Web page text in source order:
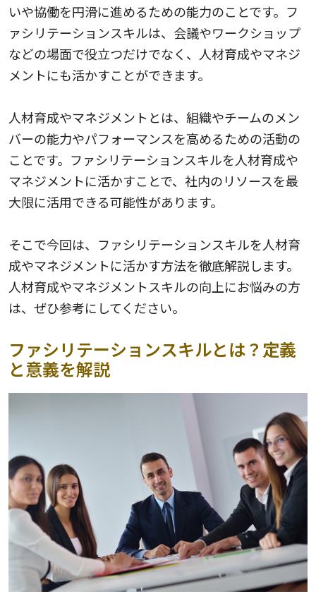
いや協働を円滑に進めるための能力のことです。フ
ァシリテーションスキルは、会議やワークショップ
などの場面で役立つだけでなく、人材育成やマネジ
メントにも活かすことができます。
人材育成やマネジメントとは、組織やチームのメン
バーの能力やパフォーマンスを高めるための活動の
ことです。ファシリテーションスキルを人材育成や
マネジメントに活かすことで、社内のリソースを最
大限に活用できる可能性があります。
そこで今回は、ファシリテーションスキルを人材育
成やマネジメントに活かす方法を徹底解説します。
人材育成やマネジメントスキルの向上にお悩みの方
は、ぜひ参考にしてください。
ファシリテーションスキルとは？定義
と意義を解説